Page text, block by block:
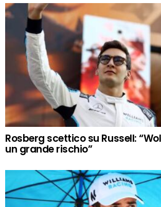
Rosberg scettico su Russell:
un grande rischio”